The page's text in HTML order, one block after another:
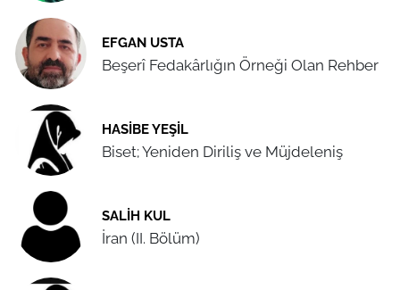
EFGAN USTA
Beşerî Fedakârlığın Örneği Olan Rehber
HASIBE YEŞIL
Biset; Yeniden Diriliş ve Müjdeleniş
SALIH KUL
İran (II. Bölüm)